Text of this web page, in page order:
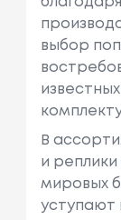
выбор
В
и реплики
мировых
уступают